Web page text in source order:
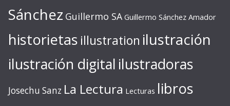
Sánchez Guillermo SA Guillermo Sánchez Amador
historietas illustration ilustración
ilustración digital ilustradoras
Josechu Sanz La Lectura Lecturas libros